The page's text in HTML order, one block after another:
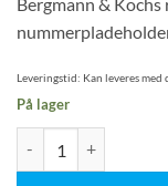
Bergmann &
Leveringstid: Kan leveres med
På lager